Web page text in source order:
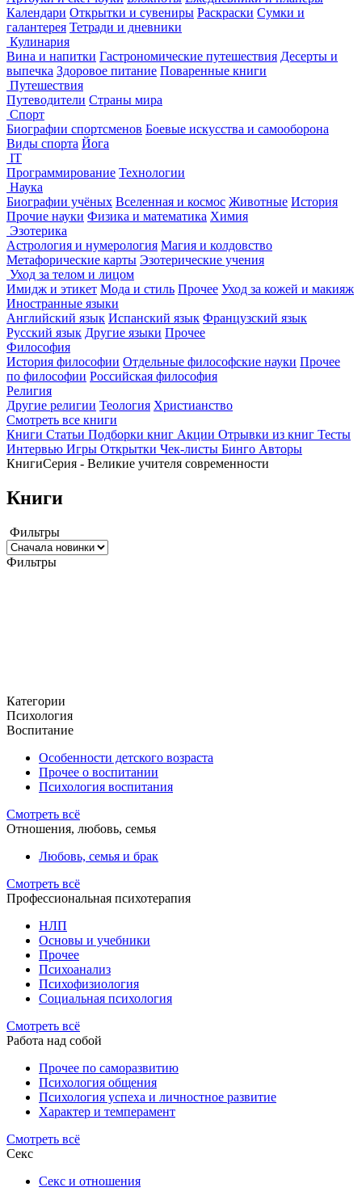
Календари Открытки и сувениры Раскраски Сумки и
галантерея Тетради и дневники
Кулинария
Вина и напитки Гастрономические путешествия Десерты и
выпечка Здоровое питание Поваренные книги
Путешествия
Путеводители Страны мира
Спорт
Биографии спортсменов Боевые искусства и самооборона
Виды спорта Йога
IT
Программирование Технологии
Наука
Биографии учёных Вселенная и космос Животные История
Прочие науки Физика и математика Химия
Эзотерика
Астрология и нумерология Магия и колдовство
Метафорические карты Эзотерические учения
Уход за телом и лицом
Имидж и этикет Мода и стиль Прочее Уход за кожей и макияж
Иностранные языки
Английский язык Испанский язык Французский язык
Русский язык Другие языки Прочее
Философия
История философии Отдельные философские науки Прочее
по философии Российская философия
Религия
Другие религии Теология Христианство
Смотреть все книги
Книги Статьи Подборки книг Акции Отрывки из книг Тесты
Интервью Игры Открытки Чек-листы Бинго Авторы
КнигиСерия - Великие учителя современности
Книги
Фильтры
Фильтры
Категории
Психология
Воспитание
Особенности детского возраста
Прочее о воспитании
Психология воспитания
Смотреть всё
Отношения, любовь, семья
Любовь, семья и брак
Смотреть всё
Профессиональная психотерапия
НЛП
Основы и учебники
Прочее
Психоанализ
Психофизиология
Социальная психология
Смотреть всё
Работа над собой
Прочее по саморазвитию
Психология общения
Психология успеха и личностное развитие
Характер и темперамент
Смотреть всё
Секс
Секс и отношения